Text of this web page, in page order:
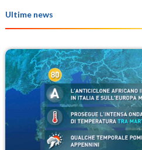
Ultime news